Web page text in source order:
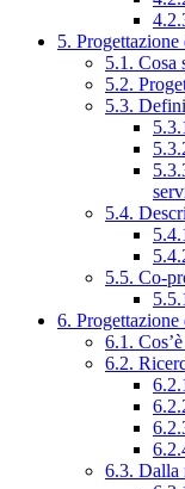
5. Progettazione
5.1. Cosa
5.2.
5.3.
5.4.
5.5. Co-
6. Progettazione
6.1.
6.2.
6.3. Dalla